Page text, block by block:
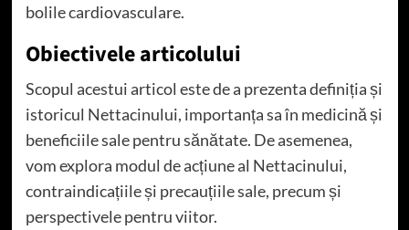
bolile cardiovasculare.
Obiectivele articolului
Scopul acestui articol este de a prezenta definiția și
istoricul Nettacinului, importanța sa în medicină și
beneficiile sale pentru sănătate. De asemenea,
vom explora modul de acțiune al Nettacinului,
contraindicațiile și precauțiile sale, precum și
perspectivele pentru viitor.